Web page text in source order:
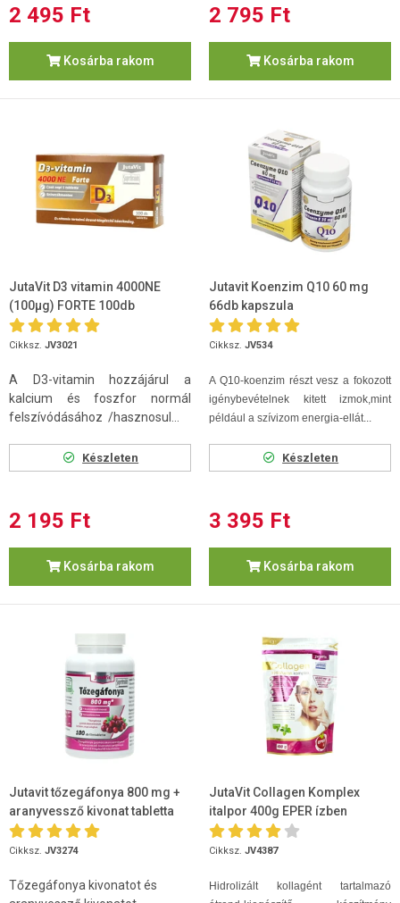
2 495 Ft
Kosárba rakom
2 795 Ft
Kosárba rakom
JutaVit D3 vitamin 4000NE
(100µg) FORTE 100db
Cikksz. JV3021
A D3-vitamin hozzájárul a
kalcium és foszfor normál
felszívódásához /hasznosul...
Készleten
2 195 Ft
Kosárba rakom
Jutavit Koenzim Q10 60 mg
66db kapszula
Cikksz. JV534
A Q10-koenzim részt vesz a fokozott
igénybevételnek kitett izmok,mint
például a szívizom energia-ellát...
Készleten
3 395 Ft
Kosárba rakom
Jutavit tőzegáfonya 800 mg +
aranyvessző kivonat tabletta
100db
Cikksz. JV3274
Tőzegáfonya kivonatot és
JutaVit Collagen Komplex
italpor 400g EPER ízben
Cikksz. JV4387
Hidrolizált kollagént tartalmazó